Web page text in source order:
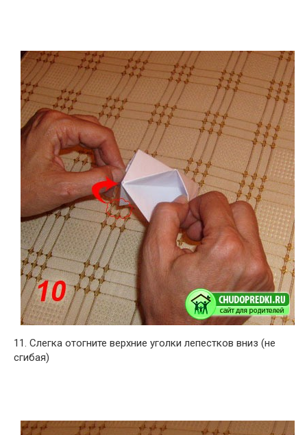
11. Слегка отогните верхние уголки лепестков вниз (не
сгибая)